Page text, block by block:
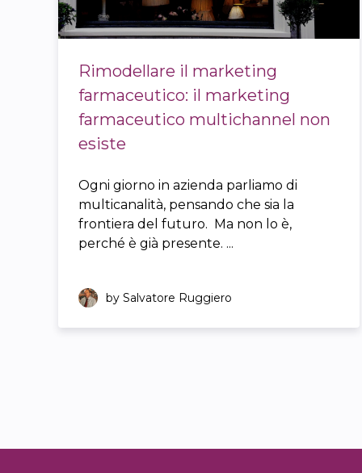
Rimodellare il marketing
farmaceutico: il marketing
farmaceutico multichannel non
esiste
Ogni giorno in azienda parliamo di
multicanalità, pensando che sia la
frontiera del futuro. Ma non lo è,
perché è già presente. ...
by Salvatore Ruggiero